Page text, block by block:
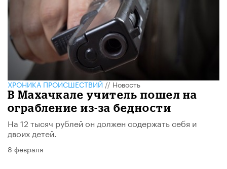
ХРОНИКА ПРОИСШЕСТВИЙ//Новость
В Махачкале учитель пошел на
ограбление из-за бедности
На 12 тысяч рублей он должен содержать себя и
двоих детей.
8 февраля